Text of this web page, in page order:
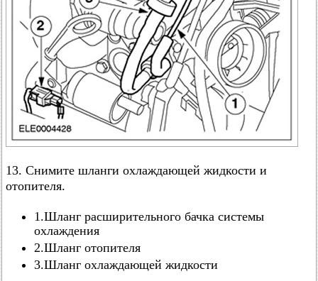
13. Снимите шланги охлаждающей жидкости и
отопителя.
1.Шланг расширительного бачка системы
охлаждения
2.Шланг отопителя
3.Шланг охлаждающей жидкости